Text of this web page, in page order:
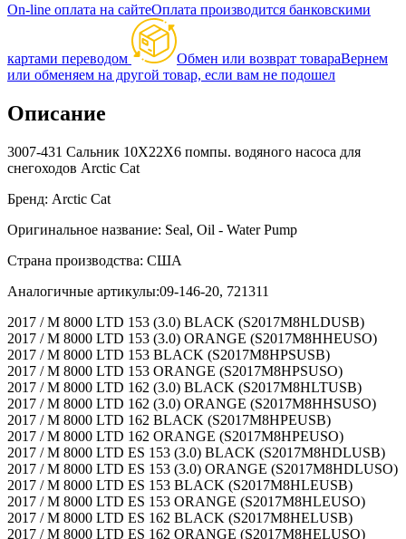
On-line оплата на сайтеОплата производится банковскими
картами переводом Обмен или возврат товараВернем
или обменяем на другой товар, если вам не подошел
Описание
3007-431 Сальник 10X22X6 помпы. водяного насоса для
снегоходов Arctic Cat
Бренд: Arctic Cat
Оригинальное название: Seal, Oil - Water Pump
Страна производства: США
Аналогичные артикулы:09-146-20, 721311
2017 / M 8000 LTD 153 (3.0) BLACK (S2017M8HLDUSB)
2017 / M 8000 LTD 153 (3.0) ORANGE (S2017M8HHEUSO)
2017 / M 8000 LTD 153 BLACK (S2017M8HPSUSB)
2017 / M 8000 LTD 153 ORANGE (S2017M8HPSUSO)
2017 / M 8000 LTD 162 (3.0) BLACK (S2017M8HLTUSB)
2017 / M 8000 LTD 162 (3.0) ORANGE (S2017M8HHSUSO)
2017 / M 8000 LTD 162 BLACK (S2017M8HPEUSB)
2017 / M 8000 LTD 162 ORANGE (S2017M8HPEUSO)
2017 / M 8000 LTD ES 153 (3.0) BLACK (S2017M8HDLUSB)
2017 / M 8000 LTD ES 153 (3.0) ORANGE (S2017M8HDLUSO)
2017 / M 8000 LTD ES 153 BLACK (S2017M8HLEUSB)
2017 / M 8000 LTD ES 153 ORANGE (S2017M8HLEUSO)
2017 / M 8000 LTD ES 162 BLACK (S2017M8HELUSB)
2017 / M 8000 LTD ES 162 ORANGE (S2017M8HELUSO)